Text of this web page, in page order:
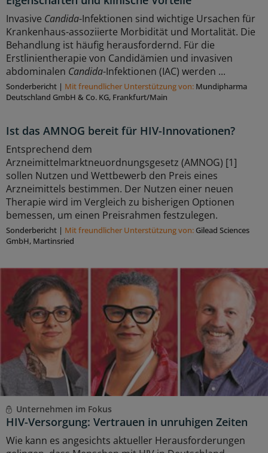
Invasive Candida-Infektionen sind wichtige Ursachen für
Krankenhaus-assoziierte Morbidität und Mortalität. Die
Behandlung ist häufig herausfordernd. Für die
Erstlinientherapie von Candidämien und invasiven
abdominalen Candida-Infektionen (IAC) werden ...
Sonderbericht | Mit freundlicher Unterstützung von: Mundipharma
Deutschland GmbH & Co. KG, Frankfurt/Main
Ist das AMNOG bereit für HIV-Innovationen?
Entsprechend dem
Arzneimittelmarktneuordnungsgesetz (AMNOG) [1]
sollen Nutzen und Wettbewerb den Preis eines
Arzneimittels bestimmen. Der Nutzen einer neuen
Therapie wird im Vergleich zu bisherigen Optionen
bemessen, um einen Preisrahmen festzulegen.
Sonderbericht | Mit freundlicher Unterstützung von: Gilead Sciences
GmbH, Martinsried
Unternehmen im Fokus
HIV-Versorgung: Vertrauen in unruhigen Zeiten
Wie kann es angesichts aktueller Herausforderungen